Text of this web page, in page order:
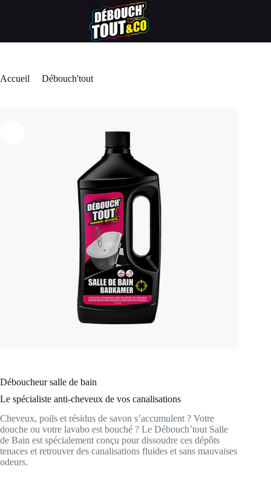
Accueil Débouch'tout
Déboucheur salle de bain
Le spécialiste anti-cheveux de vos canalisations
Cheveux, poils et résidus de savon s’accumulent ? Votre
douche ou votre lavabo est bouché ? Le Débouch’tout Salle
de Bain est spécialement conçu pour dissoudre ces dépôts
tenaces et retrouver des canalisations fluides et sans mauvaises
odeurs.